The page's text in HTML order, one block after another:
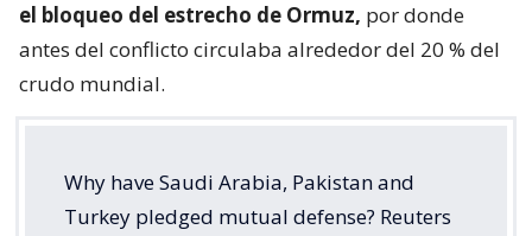
el bloqueo del estrecho de Ormuz, por donde
antes del conflicto circulaba alrededor del 20 % del
crudo mundial.
Why have Saudi Arabia, Pakistan and
Turkey pledged mutual defense? Reuters